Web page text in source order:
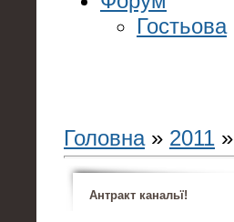
Гостьова
Головна» 2011 »
Антракт канальї!